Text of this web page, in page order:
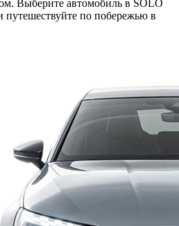
Выберите автомобиль в SOLO
по побережью в